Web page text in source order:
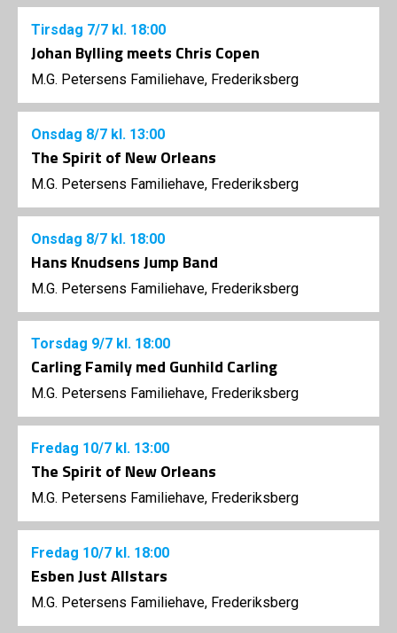
Tirsdag 7/7 kl. 18:00
Johan Bylling meets Chris Copen
M.G. Petersens Familiehave, Frederiksberg
Onsdag 8/7 kl. 13:00
The Spirit of New Orleans
M.G. Petersens Familiehave, Frederiksberg
Onsdag 8/7 kl. 18:00
Hans Knudsens Jump Band
M.G. Petersens Familiehave, Frederiksberg
Torsdag 9/7 kl. 18:00
Carling Family med Gunhild Carling
M.G. Petersens Familiehave, Frederiksberg
Fredag 10/7 kl. 13:00
The Spirit of New Orleans
M.G. Petersens Familiehave, Frederiksberg
Fredag 10/7 kl. 18:00
Esben Just Allstars
M.G. Petersens Familiehave, Frederiksberg